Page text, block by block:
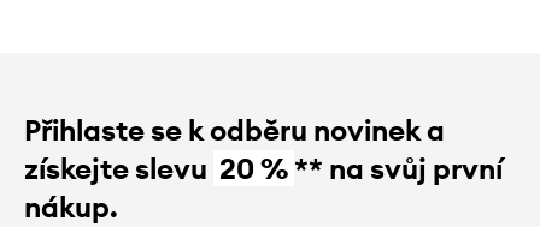
Přihlaste se k odběru novinek a
získejte slevu 20 %** na svůj první
nákup.